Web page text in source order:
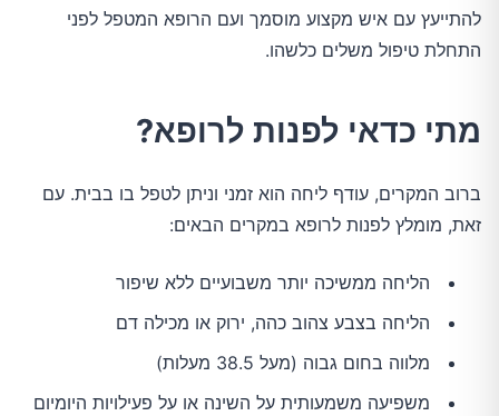
להתייעץ עם איש מקצוע מוסמך ועם הרופא המטפל לפני
התחלת טיפול משלים כלשהו.
מתי כדאי לפנות לרופא?
ברוב המקרים, עודף ליחה הוא זמני וניתן לטפל בו בבית. עם
זאת, מומלץ לפנות לרופא במקרים הבאים:
הליחה ממשיכה יותר משבועיים ללא שיפור
הליחה בצבע צהוב כהה, ירוק או מכילה דם
מלווה בחום גבוה (מעל 38.5 מעלות)
משפיעה משמעותית על השינה או על פעילויות היומיום